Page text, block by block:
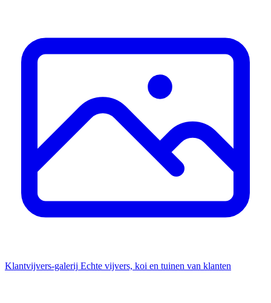
Klantvijvers-galerij Echte vijvers, koi en tuinen van klanten